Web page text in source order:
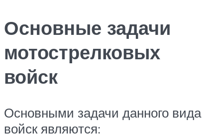
Основные задачи
мотострелковых
войск
Основными задачи данного вида
войск являются: